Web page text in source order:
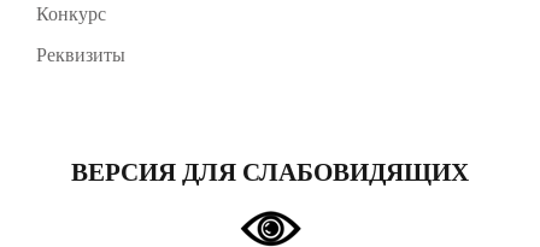
Конкурс
Реквизиты
ВЕРСИЯ ДЛЯ СЛАБОВИДЯЩИХ